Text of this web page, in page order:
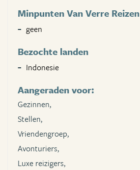
Minpunten Van Verre Reizen
geen
Bezochte landen
Indonesie
Aangeraden voor:
Gezinnen,
Stellen,
Vriendengroep,
Avonturiers,
Luxe reizigers,